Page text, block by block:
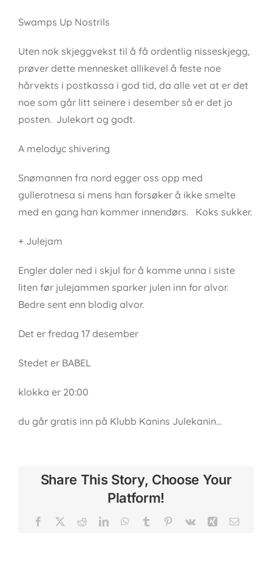
Swamps Up Nostrils
Uten nok skjeggvekst til å få ordentlig nisseskjegg,
prøver dette mennesket allikevel å feste noe
hårvekts i postkassa i god tid, da alle vet at er det
noe som går litt seinere i desember så er det jo
posten. Julekort og godt.
A melodyc shivering
Snømannen fra nord egger oss opp med
gullerotnesa si mens han forsøker å ikke smelte
med en gang han kommer innendørs. Koks sukker.
+ Julejam
Engler daler ned i skjul for å komme unna i siste
liten før julejammen sparker julen inn for alvor.
Bedre sent enn blodig alvor.
Det er fredag 17 desember
Stedet er BABEL
klokka er 20:00
du går gratis inn på Klubb Kanins Julekanin…
Share This Story, Choose Your
Platform!
Facebook RedditLinkedInWhatsApp
Tumblr Pinterest
Vk Xing Email